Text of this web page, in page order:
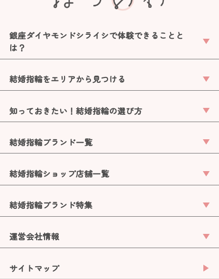
銀座ダイヤモンドシライシで体験できることと
は？
結婚指輪をエリアから見つける
知っておきたい！結婚指輪の選び方
結婚指輪ブランド一覧
結婚指輪ショップ店舗一覧
結婚指輪ブランド特集
運営会社情報
サイトマップ